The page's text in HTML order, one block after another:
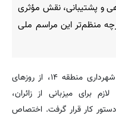
و پشتیبانی، نقش مؤثری
منظم‌تر این مراسم ملی
به نقل از روابط عمومی شهرداری منطقه ۱۴، از روزهای
برای میزبانی از زائران،
کار قرار گرفت. اختصاص